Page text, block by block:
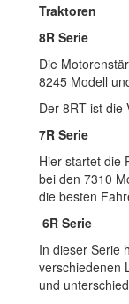
Traktoren
8R Serie
Die
8245 Modell
Der 8RT ist die
7R Serie
Hier startet die
bei den 7310
die besten
6R Serie
In dieser Serie
verschiedenen
und